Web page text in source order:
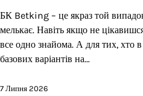
БК Betking – це якраз той
мелькає. Навіть якщо не
все одно знайома. А для тих, хто в
базових варіантів на…
7 Липня 2026